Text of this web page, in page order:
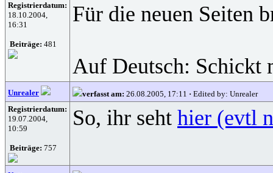
Registrierdatum:
18.10.2004,
16:31
Beiträge: 481
Für die neuen Seiten
Auf Deutsch: Schickt
Unrealer verfasst am: 26.08.2005, 17:11 · Edited by: Unrealer
Registrierdatum:
19.07.2004,
10:59
Beiträge: 757
So, ihr seht hier (evtl